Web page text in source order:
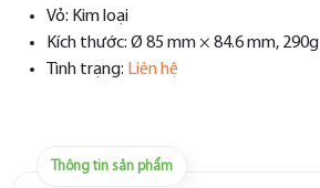
Vỏ: Kim loại
Kích thước: Ø 85 mm × 84.6 mm, 290g
Tình trạng: Liên hệ
Thông tin sản phẩm